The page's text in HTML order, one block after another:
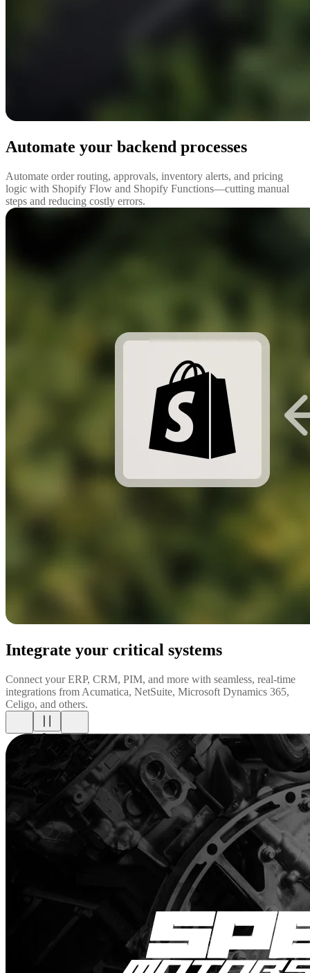
Automate your backend processes
Automate order routing, approvals, inventory alerts, and pricing
logic with Shopify Flow and Shopify Functions—cutting manual
steps and reducing costly errors.
Integrate your critical systems
Connect your ERP, CRM, PIM, and more with seamless, real-time
integrations from Acumatica, NetSuite, Microsoft Dynamics 365,
Celigo, and others.